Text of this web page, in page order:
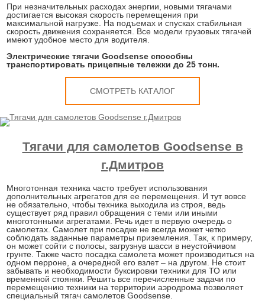
При незначительных расходах энергии, новыми тягачами
достигается высокая скорость перемещения при
максимальной нагрузке. На подъемах и спусках стабильная
скорость движения сохраняется. Все модели грузовых тягачей
имеют удобное место для водителя.
Электрические тягачи Goodsense способны
транспортировать прицепные тележки до 25 тонн.
СМОТРЕТЬ КАТАЛОГ
Тягачи для самолетов Goodsense в
г.Дмитров
Многотонная техника часто требует использования
дополнительных агрегатов для ее перемещения. И тут вовсе
не обязательно, чтобы техника выходила из строя, ведь
существует ряд правил обращения с теми или иными
многотонными агрегатами. Речь идет в первую очередь о
самолетах. Самолет при посадке не всегда может четко
соблюдать заданные параметры приземления. Так, к примеру,
он может сойти с полосы, загрузнув шасси в неустойчивом
грунте. Также часто посадка самолета может производиться на
одном перроне, а очередной его взлет – на другом. Не стоит
забывать и необходимости буксировки техники для ТО или
временной стоянки. Решить все перечисленные задачи по
перемещению техники на территории аэродрома позволяет
специальный тягач самолетов Goodsense.